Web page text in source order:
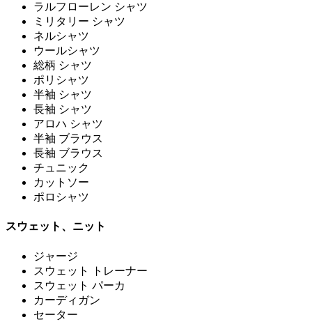
ラルフローレン シャツ
ミリタリー シャツ
ネルシャツ
ウールシャツ
総柄 シャツ
ポリシャツ
半袖 シャツ
長袖 シャツ
アロハ シャツ
半袖 ブラウス
長袖 ブラウス
チュニック
カットソー
ポロシャツ
スウェット、ニット
ジャージ
スウェット トレーナー
スウェット パーカ
カーディガン
セーター